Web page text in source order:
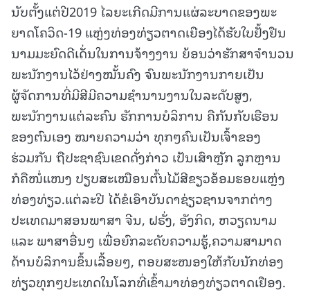
ນັບຕັ້ງແຕ່ປີ2019 ໄລຍະເກີດມີການແຜ່ລະບາດຂອງພະ
ຍາດໂຄວິດ-19 ແຫຼ່ງທ່ອງທ່ຽວຕາດເຍືອງໄດ້ຮັບໃບຢັ້ງຢືນ
ນາມມະຍົດດີເດັ່ນໃນການຈ້າງງານ ຍ້ອນວ່າຮັກສາຈໍານວນ
ພະນັກງານໄວ້ຢ່າງໝັ້ນຄົງ ຈົນພະນັກງານກາຍເປັນ
ຜູ້ຈັດການທີ່ມີສີມີຄວາມຊໍານານງານໃນລະດັບສູງ,
ພະນັກງານແຕ່ລະຄົນ ຮັກການບໍລິການ ຄືກັນກັບເຮືອນ
ຂອງຕົນເອງ ໝາຍຄວາມວ່າ ທຸກໆຄົນເປັນເຈົ້າຂອງ
ຮ່ວມກັນ ຖືປະຊາຊົນເຂດດັ່ງກ່າວ ເປັນເສົາຫຼັກ ລູກຫຼານ
ກໍຄືໜໍ່ແໜງ ປຽບສະເໝືອນຕົ້ນໄມ້ສີຂຽວອ້ອມຮອບແຫຼ່ງ
ທ່ອງທ່ຽວ.ແຕ່ລະປີ ໄດ້ຂໍເອົາບັນດາຊ່ຽວຊານຈາກຕ່າງ
ປະເທດມາສອນພາສາ ຈີນ, ຝຣັ່ງ, ອັງກິດ, ຫວຽດນາມ
ແລະ ພາສາອື່ນໆ ເພື່ອຍົກລະດັບຄວາມຮູ້,ຄວາມສາມາດ
ດ້ານບໍລິການຂຶ້ນເລື້ອຍໆ, ຕອບສະໜອງໃຫ້ກັບນັກທ່ອງ
ທ່ຽວທຸກໆປະເທດໃນໂລກທີ່ເຂົ້າມາທ່ອງທ່ຽວຕາດເຢືອງ.